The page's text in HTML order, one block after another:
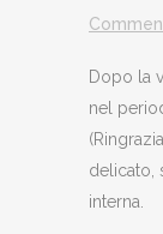
Dopo la
nel
delicato,
interna.